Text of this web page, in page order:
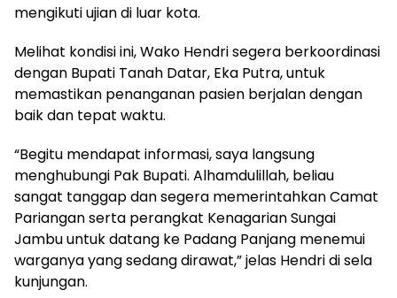
mengikuti ujian di luar kota.
Melihat kondisi ini, Wako Hendri segera berkoordinasi
dengan Bupati Tanah Datar, Eka Putra, untuk
memastikan penanganan pasien berjalan dengan
baik dan tepat waktu.
“Begitu mendapat informasi, saya langsung
menghubungi Pak Bupati. Alhamdulillah, beliau
sangat tanggap dan segera memerintahkan Camat
Pariangan serta perangkat Kenagarian Sungai
Jambu untuk datang ke Padang Panjang menemui
warganya yang sedang dirawat,” jelas Hendri di sela
kunjungan.